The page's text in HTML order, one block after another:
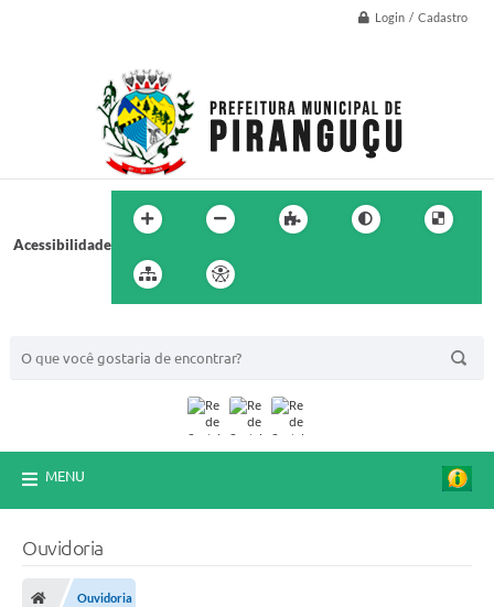
Login / Cadastro
Acessibilidade
MENU
Ouvidoria
Ouvidoria